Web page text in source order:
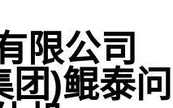
限公司
团)鲲泰问